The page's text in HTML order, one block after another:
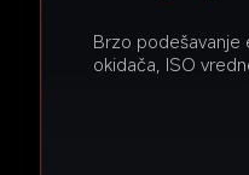
Brzo podešavanje
okidača, ISO